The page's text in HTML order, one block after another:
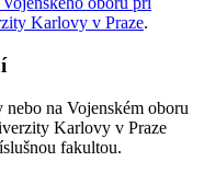
Karlovy v Praze.
na Vojenském oboru
Karlovy v Praze
fakultou.